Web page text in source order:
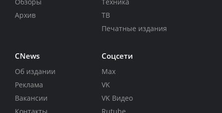
Архив
ТВ
Печатные издания
CNews
Об издании
Реклама
Вакансии
Контакты
Соцсети
Max
VK
VK Видео
Rutube